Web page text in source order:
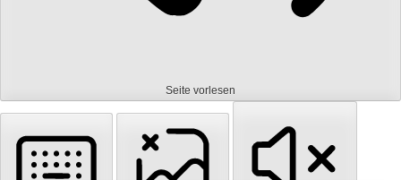
Seite vorlesen